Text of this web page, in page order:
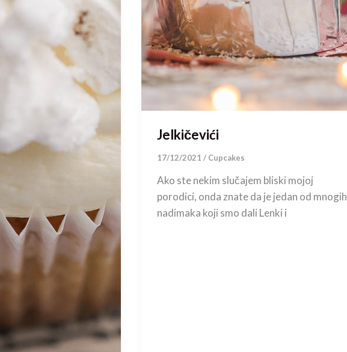
Jelkičevići
17/12/2021 / Cupcakes
Ako ste nekim slučajem bliski mojoj
porodici, onda znate da je jedan od mnogih
nadimaka koji smo dali Lenki i